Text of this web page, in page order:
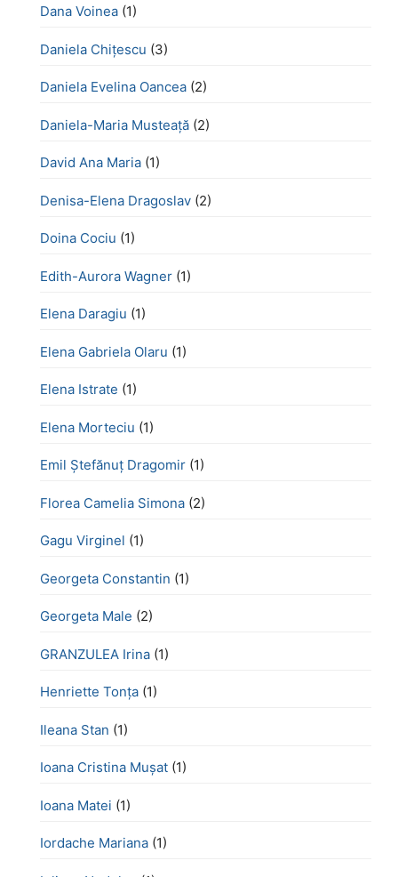
Dana Voinea (1)
Daniela Chițescu (3)
Daniela Evelina Oancea (2)
Daniela-Maria Musteață (2)
David Ana Maria (1)
Denisa-Elena Dragoslav (2)
Doina Cociu (1)
Edith-Aurora Wagner (1)
Elena Daragiu (1)
Elena Gabriela Olaru (1)
Elena Istrate (1)
Elena Morteciu (1)
Emil Ștefănuț Dragomir (1)
Florea Camelia Simona (2)
Gagu Virginel (1)
Georgeta Constantin (1)
Georgeta Male (2)
GRANZULEA Irina (1)
Henriette Tonţa (1)
Ileana Stan (1)
Ioana Cristina Mușat (1)
Ioana Matei (1)
Iordache Mariana (1)